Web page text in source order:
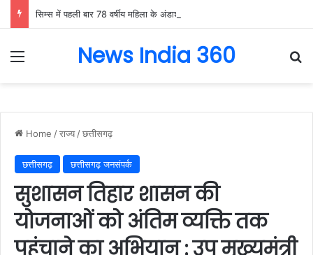
Menu News India 360
Home /राज्य /छत्तीसगढ़
छत्तीसगढ़ छत्तीसगढ़ जनसंपर्क
सुशासन तिहार शासन की
योजनाओं को अंतिम व्यक्ति तक
पहुंचाने का अभियान : उप मुख्यमंत्री